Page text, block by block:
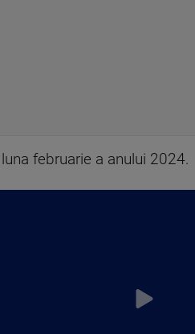
februarie a anului 2024.